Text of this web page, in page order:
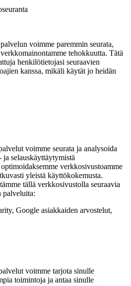
voimme paremmin seurata,
tehokkuutta. Tätä
henkilötietojasi seuraavien
kanssa, mikäli käytät jo heidän
voimme seurata ja analysoida
selauskäyttäytymistä
verkkosivustoamme
yleistä käyttökokemusta.
tällä verkkosivustolla seuraavia
palveluita:
Google asiakkaiden arvostelut,
voimme tarjota sinulle
toimintoja ja antaa sinulle